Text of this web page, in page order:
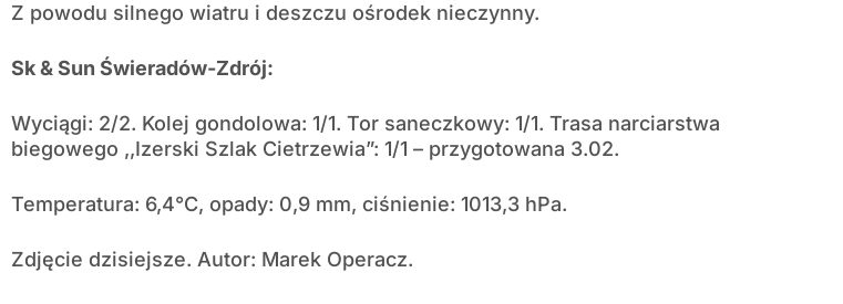
Z powodu silnego wiatru i deszczu ośrodek nieczynny.
Sk & Sun Świeradów-Zdrój:
Wyciągi: 2/2. Kolej gondolowa: 1/1. Tor saneczkowy: 1/1. Trasa narciarstwa
biegowego ,,Izerski Szlak Cietrzewia”: 1/1 – przygotowana 3.02.
Temperatura: 6,4°C, opady: 0,9 mm, ciśnienie: 1013,3 hPa.
Zdjęcie dzisiejsze. Autor: Marek Operacz.